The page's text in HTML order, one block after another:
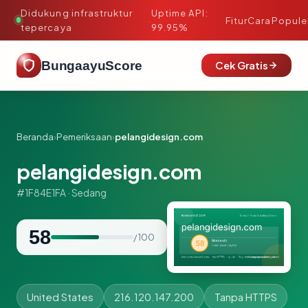
Didukung infrastruktur
tepercaya
·
Uptime API:
99.95%
FiturCara
BungaayuScore Cek Gratis
Beranda›Pemeriksaan›pelangidesign.com
pelangidesign.com
#1F84E1FA · Sedang
58 / 100
United States 216.120.147.200 Tanpa HTTPS